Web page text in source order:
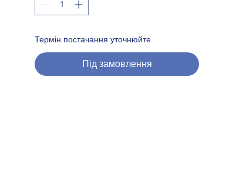
Термін постачання уточнюйте
Під замовлення